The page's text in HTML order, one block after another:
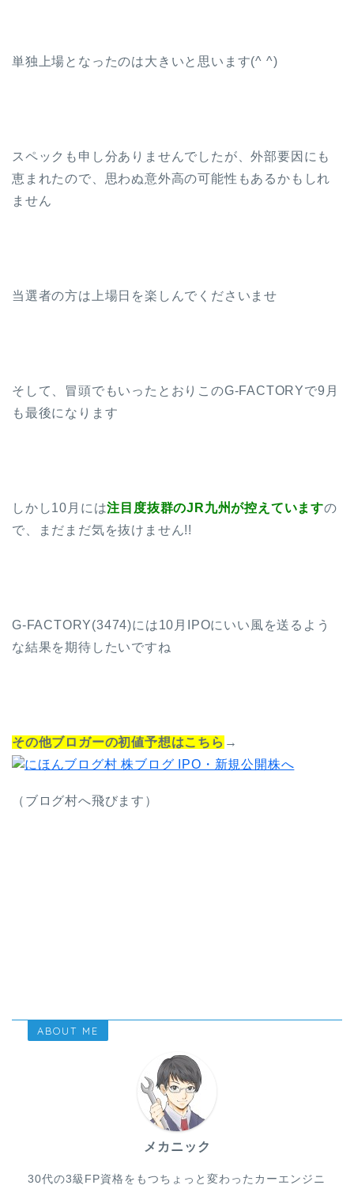
単独上場となったのは大きいと思います(^ ^)
スペックも申し分ありませんでしたが、外部要因にも
恵まれたので、思わぬ意外高の可能性もあるかもしれ
ません
当選者の方は上場日を楽しんでくださいませ
そして、冒頭でもいったとおりこのG-FACTORYで9月
も最後になります
しかし10月には注目度抜群のJR九州が控えていますの
で、まだまだ気を抜けません!!
G-FACTORY(3474)には10月IPOにいい風を送るよう
な結果を期待したいですね
その他ブロガーの初値予想はこちら →
（ブログ村へ飛びます）
ABOUT ME
メカニック
30代の3級FP資格をもつちょっと変わったカーエンジニ